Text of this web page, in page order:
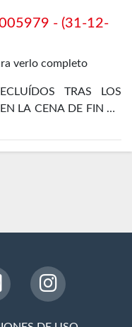
- (31-12-
verlo completo
TRAS LOS
LA CENA DE FIN DE